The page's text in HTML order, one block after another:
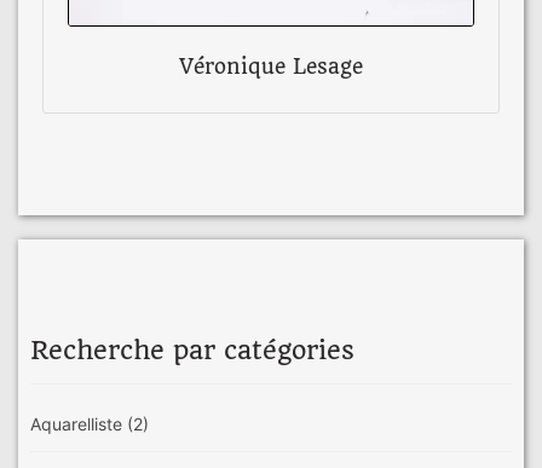
Recherche par catégories
Aquarelliste (2)
Véronique Lesage